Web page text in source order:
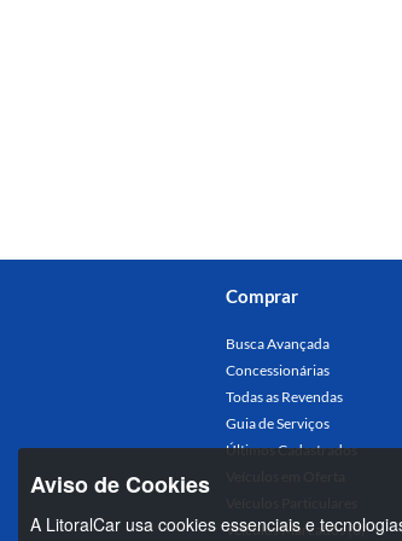
Comprar
Busca Avançada
Concessionárias
Todas as Revendas
Guia de Serviços
Últimos Cadastrados
Veículos Marcados (0)
Aviso de Cookies
A LitoralCar usa cookies essenciais e